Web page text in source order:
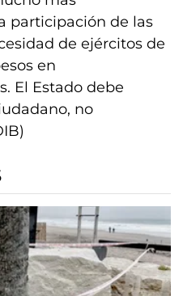
participación de las
de ejércitos de
en
El Estado debe
no